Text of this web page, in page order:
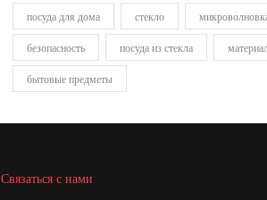
посуда для дома стекло
безопасность посуда из стекла
бытовые предметы
Связаться с нами